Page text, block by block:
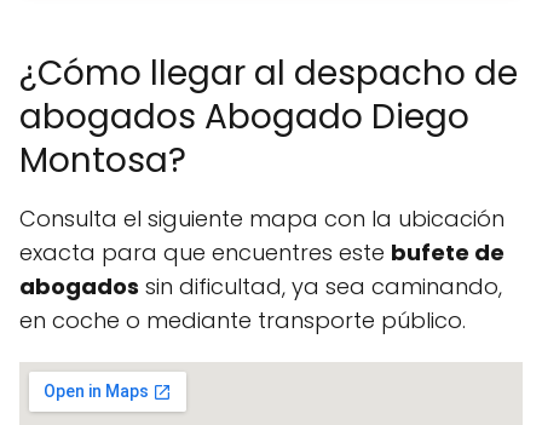
¿Cómo llegar al despacho de
abogados Abogado Diego
Montosa?
Consulta el siguiente mapa con la ubicación
exacta para que encuentres este bufete de
abogados sin dificultad, ya sea caminando,
en coche o mediante transporte público.